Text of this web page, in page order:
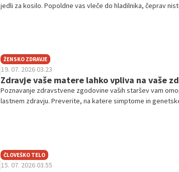
jedli za kosilo. Popoldne vas vleče do hladilnika, čeprav
ŽENSKO ZDRAVJE
19. 07. 2026 03.23
Zdravje vaše matere lahko vpliva na vaše
Poznavanje zdravstvene zgodovine vaših staršev vam
lastnem zdravju. Preverite, na katere simptome in
ČLOVEŠKO TELO
15. 07. 2026 03.55